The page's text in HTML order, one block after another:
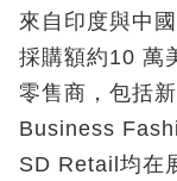
來自印度與中
採購額約10 萬
零售商，包括
Business
SD Retail均在